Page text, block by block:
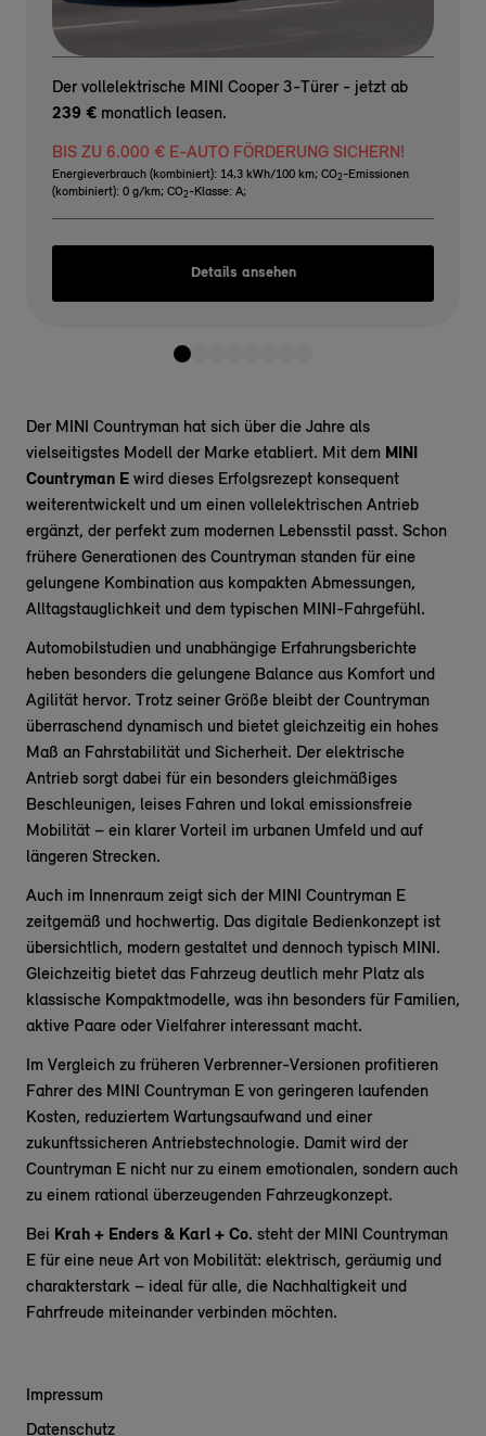
Der vollelektrische MINI Cooper 3-Türer - jetzt ab
239 € monatlich leasen.
BIS ZU 6.000 € E-AUTO FÖRDERUNG SICHERN!
Energieverbrauch (kombiniert): 14,3 kWh/100 km; CO2 -Emissionen
(kombiniert): 0 g/km; CO2 -Klasse: A;
Details ansehen
Der MINI Countryman hat sich über die Jahre als
vielseitigstes Modell der Marke etabliert. Mit dem MINI
Countryman E wird dieses Erfolgsrezept konsequent
weiterentwickelt und um einen vollelektrischen Antrieb
ergänzt, der perfekt zum modernen Lebensstil passt. Schon
frühere Generationen des Countryman standen für eine
gelungene Kombination aus kompakten Abmessungen,
Alltagstauglichkeit und dem typischen MINI-Fahrgefühl.
Automobilstudien und unabhängige Erfahrungsberichte
heben besonders die gelungene Balance aus Komfort und
Agilität hervor. Trotz seiner Größe bleibt der Countryman
überraschend dynamisch und bietet gleichzeitig ein hohes
Maß an Fahrstabilität und Sicherheit. Der elektrische
Antrieb sorgt dabei für ein besonders gleichmäßiges
Beschleunigen, leises Fahren und lokal emissionsfreie
Mobilität – ein klarer Vorteil im urbanen Umfeld und auf
längeren Strecken.
Auch im Innenraum zeigt sich der MINI Countryman E
zeitgemäß und hochwertig. Das digitale Bedienkonzept ist
übersichtlich, modern gestaltet und dennoch typisch MINI.
Gleichzeitig bietet das Fahrzeug deutlich mehr Platz als
klassische Kompaktmodelle, was ihn besonders für Familien,
aktive Paare oder Vielfahrer interessant macht.
Im Vergleich zu früheren Verbrenner-Versionen profitieren
Fahrer des MINI Countryman E von geringeren laufenden
Kosten, reduziertem Wartungsaufwand und einer
zukunftssicheren Antriebstechnologie. Damit wird der
Countryman E nicht nur zu einem emotionalen, sondern auch
zu einem rational überzeugenden Fahrzeugkonzept.
Bei Krah + Enders & Karl + Co. steht der MINI Countryman
E für eine neue Art von Mobilität: elektrisch, geräumig und
charakterstark – ideal für alle, die Nachhaltigkeit und
Fahrfreude miteinander verbinden möchten.
Impressum
Datenschutz